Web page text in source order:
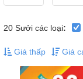
20 Sưởi các loại:
Giá thấp Giá